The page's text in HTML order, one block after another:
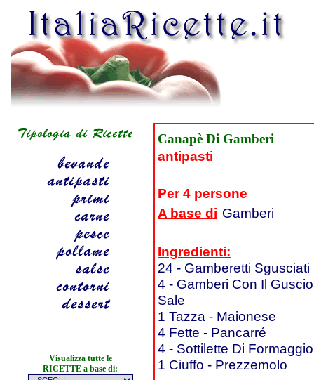
Visualizza tutte le
RICETTE a base di:
Canapè Di Gamberi
antipasti
Per 4 persone
A base di Gamberi
Ingredienti:
24 - Gamberetti Sgusciati
4 - Gamberi Con Il Guscio
Sale
1 Tazza - Maionese
4 Fette - Pancarré
4 - Sottilette Di Formaggio
1 Ciuffo - Prezzemolo